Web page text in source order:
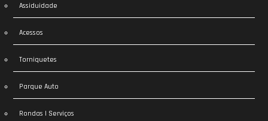
Assiduidade
Acessos
Torniquetes
Parque Auto
Rondas | Serviços